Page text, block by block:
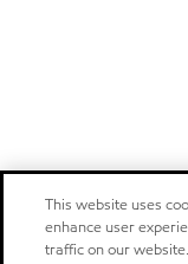
This website uses
enhance user
traffic on our